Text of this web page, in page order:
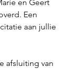
en Geert
Een
aan jullie
afsluiting van